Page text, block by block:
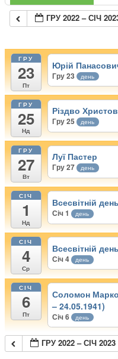
ГРУ 2022 – СІЧ
ГРУ
23
Пт
Юрій
Гру 23 день
ГРУ
25
Нд
Різдво
Гру 25 день
ГРУ
27
Вт
Луї Пастер
Гру 27 день
СІЧ
1
Нд
Всесвітній
Січ 1 день
СІЧ
4
Ср
Всесвітній
Січ 4 день
СІЧ
6
Пт
Соломон
– 24.05.1941)
Січ 6 день
ГРУ 2022 – СІЧ 2023